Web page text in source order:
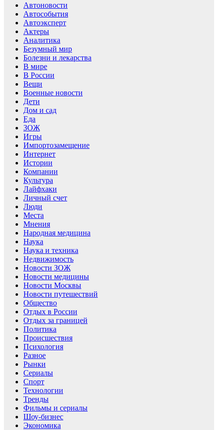
Автоновости
Автособытия
Автоэксперт
Актеры
Аналитика
Безумный мир
Болезни и лекарства
В мире
В России
Вещи
Военные новости
Дети
Дом и сад
Еда
ЗОЖ
Игры
Импортозамещение
Интернет
Истории
Компании
Культура
Лайфхаки
Личный счет
Люди
Места
Мнения
Народная медицина
Наука
Наука и техника
Недвижимость
Новости ЗОЖ
Новости медицины
Новости Москвы
Новости путешествий
Общество
Отдых в России
Отдых за границей
Политика
Происшествия
Психология
Разное
Рынки
Сериалы
Спорт
Технологии
Тренды
Фильмы и сериалы
Шоу-бизнес
Экономика